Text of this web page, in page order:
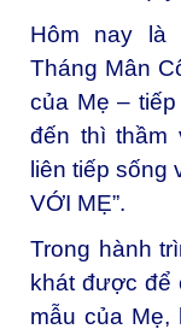
Hôm nay là
Tháng Mân
của Mẹ –
đến thì thầm
liên tiếp sống
VỚI MẸ”.
Trong hành
khát được để
mẫu của